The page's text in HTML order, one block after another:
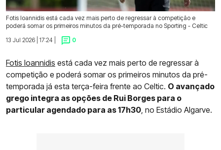
Fotis Ioannidis está cada vez mais perto de regressar à competição e
poderá somar os primeiros minutos da pré-temporada no Sporting - Celtic
13 Jul 2026 | 17:24 |
0
Fotis Ioannidis está cada vez mais perto de regressar à
competição e poderá somar os primeiros minutos da pré-
temporada já esta terça-feira frente ao Celtic. O avançado
grego integra as opções de Rui Borges para o
particular agendado para as 17h30 , no Estádio Algarve.